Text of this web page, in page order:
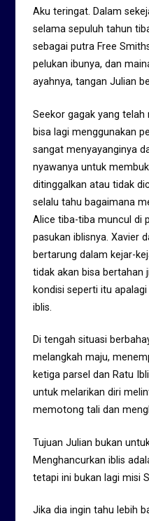
Aku teringat. Dalam
selama sepuluh tahun
sebagai putra Free
pelukan ibunya, dan
ayahnya, tangan Julian
Seekor gagak yang
bisa lagi menggunakan
sangat menyayanginya
nyawanya untuk
ditinggalkan atau tidak
selalu tahu bagaimana
Alice tiba-tiba muncul di
pasukan iblisnya. Xavier
bertarung dalam kejar-
tidak akan bisa bertahan
kondisi seperti itu
iblis.
Di tengah situasi
melangkah maju,
ketiga parsel dan Ratu
untuk melarikan diri
memotong tali dan
Tujuan Julian bukan
Menghancurkan iblis
tetapi ini bukan lagi misi
Jika dia ingin tahu lebih